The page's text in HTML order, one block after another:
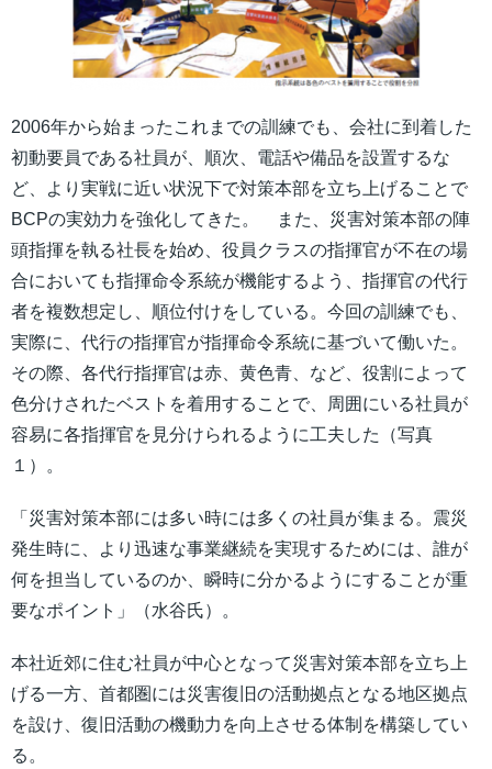
2006年から始まったこれまでの訓練でも、会社に到着した
初動要員である社員が、順次、電話や備品を設置するな
ど、より実戦に近い状況下で対策本部を立ち上げることで
BCPの実効力を強化してきた。 また、災害対策本部の陣
頭指揮を執る社長を始め、役員クラスの指揮官が不在の場
合においても指揮命令系統が機能するよう、指揮官の代行
者を複数想定し、順位付けをしている。今回の訓練でも、
実際に、代行の指揮官が指揮命令系統に基づいて働いた。
その際、各代行指揮官は赤、黄色青、など、役割によって
色分けされたベストを着用することで、周囲にいる社員が
容易に各指揮官を見分けられるように工夫した（写真
１）。
「災害対策本部には多い時には多くの社員が集まる。震災
発生時に、より迅速な事業継続を実現するためには、誰が
何を担当しているのか、瞬時に分かるようにすることが重
要なポイント」（水谷氏）。
本社近郊に住む社員が中心となって災害対策本部を立ち上
げる一方、首都圏には災害復旧の活動拠点となる地区拠点
を設け、復旧活動の機動力を向上させる体制を構築してい
る。